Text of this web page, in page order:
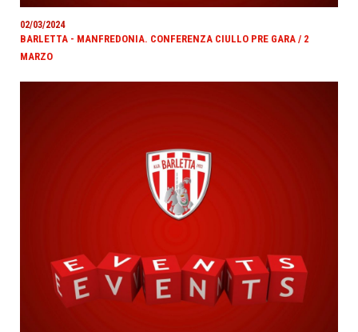
02/03/2024
BARLETTA - MANFREDONIA. CONFERENZA CIULLO PRE GARA / 2
MARZO